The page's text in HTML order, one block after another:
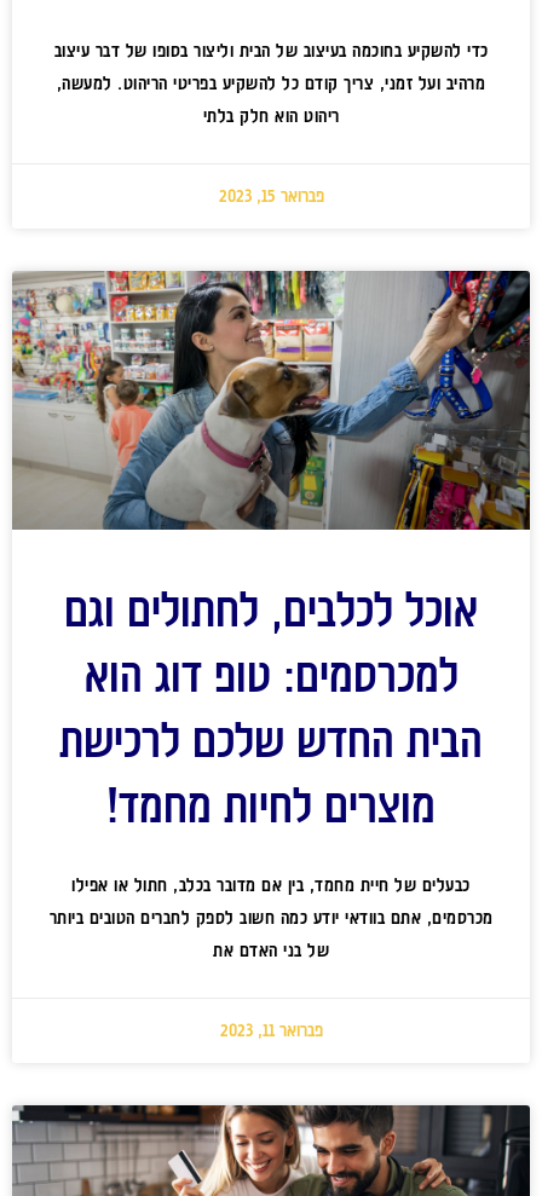
כדי להשקיע בחוכמה בעיצוב של הבית וליצור בסופו של דבר עיצוב
מרהיב ועל זמני, צריך קודם כל להשקיע בפריטי הריהוט. למעשה,
ריהוט הוא חלק בלתי
פברואר 15, 2023
אוכל לכלבים, לחתולים וגם
למכרסמים: טופ דוג הוא
הבית החדש שלכם לרכישת
מוצרים לחיות מחמד!
כבעלים של חיית מחמד, בין אם מדובר בכלב, חתול או אפילו
מכרסמים, אתם בוודאי יודע כמה חשוב לספק לחברים הטובים ביותר
של בני האדם את
פברואר 11, 2023